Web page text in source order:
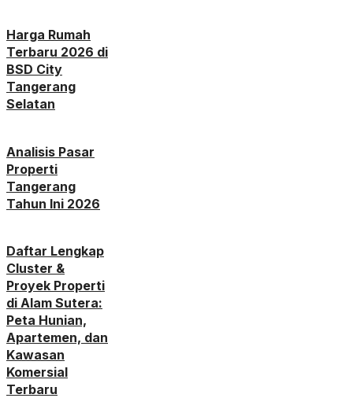
Harga Rumah
Terbaru 2026 di
BSD City
Tangerang
Selatan
Analisis Pasar
Properti
Tangerang
Tahun Ini 2026
Daftar Lengkap
Cluster &
Proyek Properti
di Alam Sutera:
Peta Hunian,
Apartemen, dan
Kawasan
Komersial
Terbaru